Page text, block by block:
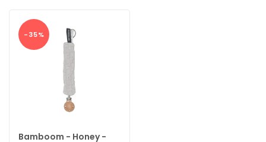
-35%
Bamboom - Honey -